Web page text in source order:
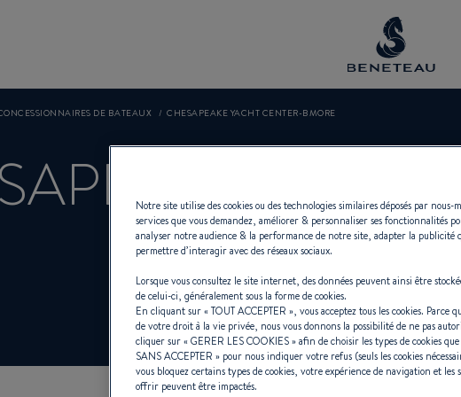
DE BATEAUX CHESAPEAKE YACHT CENTER-BMORE
Concessionnaire In-bord
Notre site utilise des cookies ou des technologies similaires déposés par
services que vous demandez, améliorer & personnaliser ses fonctionnalités
analyser notre audience & la performance de notre site, adapter la publicité
permettre d’interagir avec des réseaux sociaux.
Lorsque vous consultez le site internet, des données peuvent ainsi être
de celui-ci, généralement sous la forme de cookies.
En cliquant sur «TOUT ACCEPTER », vous acceptez tous les cookies. Parce
de votre droit à la vie privée, nous vous donnons la possibilité de ne pas
cliquer sur «GERER LES COOKIES» afin de choisir les types de cookies
SANS ACCEPTER » pour nous indiquer votre refus (seuls les cookies
vous bloquez certains types de cookies, votre expérience de navigation et les
offrir peuvent être impactés.